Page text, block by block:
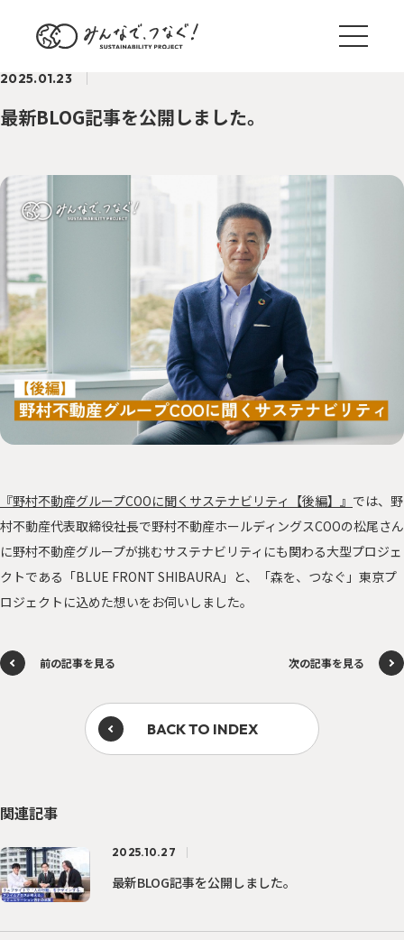
ブログ一覧
TREND サステナ国内外事例
ACTION 野村のサステナアクション
PEOPLE サステナに向き合う人々
OTHERS その他
資源を、つなぐ！オフィス移転プロジェクト
2025.01.23
最新BLOG記事を公開しました。
『野村不動産グループCOOに聞くサステナビリティ【後編】』 では、野
村不動産代表取締役社長で野村不動産ホールディングスCOOの松尾さん
に野村不動産グループが挑むサステナビリティにも関わる大型プロジェ
クトである「BLUE FRONT SHIBAURA」と、「森を、つなぐ」東京プ
ロジェクトに込めた想いをお伺いしました。
前の記事を見る
BACK TO INDEX
次の記事を見る
関連記事
2025.10.27
最新BLOG記事を公開しました。